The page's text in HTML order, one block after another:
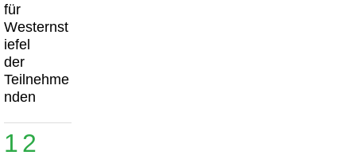
für
Westernst
iefel
der
Teilnehme
nden
12